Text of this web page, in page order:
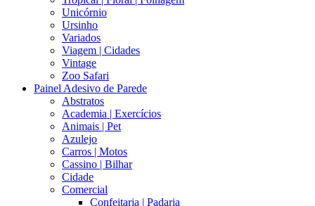
Unicórnio
Ursinho
Variados
Viagem | Cidades
Vintage
Zoo Safari
Painel Adesivo de Parede
Abstratos
Academia | Exercícios
Animais | Pet
Azulejo
Carros | Motos
Cassino | Bilhar
Cidade
Comercial
Confeitaria | Padaria